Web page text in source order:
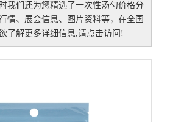
我们还为您精选了一次性汤勺价格分
情、展会信息、图片资料等，在全国
了解更多详细信息,请点击访问!